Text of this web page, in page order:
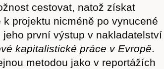
cestovat, natož získat
projektu nicméně po vynucené
první výstup v nakladatelství
kapitalistické práce v Evropě.
metodou jako v reportážích